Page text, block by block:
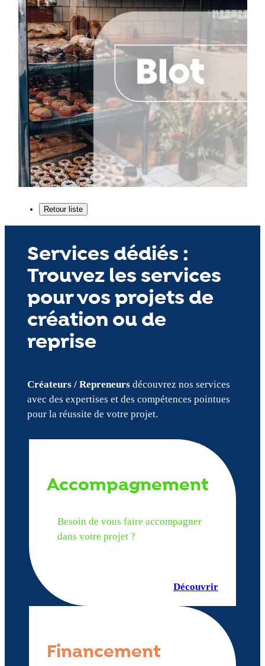
Services dédiés :
Trouvez les services
pour vos projets de
création ou de
reprise
Créateurs / Repreneursdécouvrez nos services
avec des expertises et des compétences pointues
pour la réussite de votre projet.
Accompagnement
Besoin de vous faire accompagner
dans votre projet ?
Découvrir
Financement